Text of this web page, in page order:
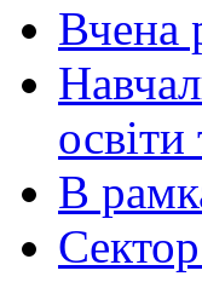
Вчена
В